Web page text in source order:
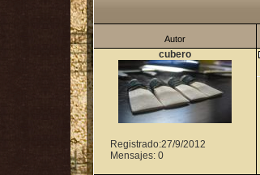
Autor
cubero
Registrado:27/9/2012
Mensajes: 0